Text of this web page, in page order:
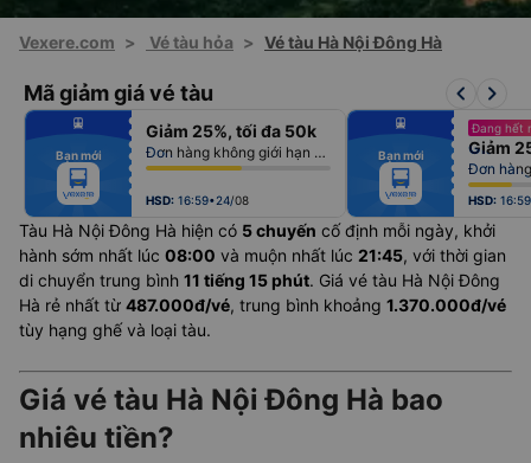
Vexere.com > Vé tàu hỏa > Vé tàu Hà Nội Đông Hà
Mã giảm giá vé tàu keyboard_arrow_left keyboard_arrow_right
fiber_manual_record
fiber_manual_record
fiber_manual_record
fiber_manual_record
fiber_manual_record
fiber_manual_record
fiber_manual_record
Bạn mới
Giảm 25%, tối đa 50k
Đơn hàng không giới hạn số lượng vé
HSD: 16:59•24/08
fiber_manual_record
fiber_manual_record
fiber_manual_record
fiber_manual_record
fiber_manual_record
fiber_manual_record
fiber_manual_record
Bạn mới
Đang hết
Giảm
Đơn
HSD:
Tàu Hà Nội Đông Hà hiện có 5 chuyến cố định mỗi ngày, khởi
hành sớm nhất lúc 08:00 và muộn nhất lúc 21:45, với thời gian
di chuyển trung bình 11 tiếng 15 phút. Giá vé tàu Hà Nội Đông
Hà rẻ nhất từ 487.000đ/vé, trung bình khoảng 1.370.000đ/vé
tùy hạng ghế và loại tàu.
Giá vé tàu Hà Nội Đông Hà bao
nhiêu tiền?